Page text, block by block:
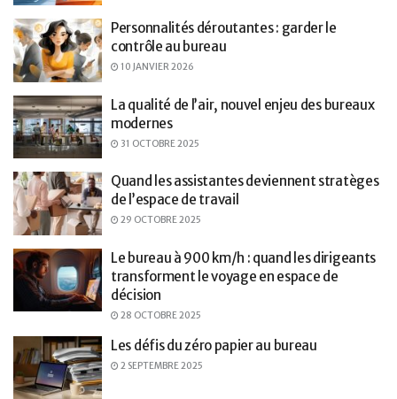
Personnalités déroutantes : garder le
contrôle au bureau
10 JANVIER 2026
La qualité de l’air, nouvel enjeu des bureaux
modernes
31 OCTOBRE 2025
Quand les assistantes deviennent stratèges
de l’espace de travail
29 OCTOBRE 2025
Le bureau à 900 km/h : quand les dirigeants
transforment le voyage en espace de
décision
28 OCTOBRE 2025
Les défis du zéro papier au bureau
2 SEPTEMBRE 2025